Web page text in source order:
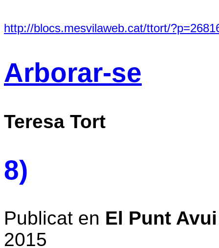
http://blocs.mesvilaweb.cat/ttort/
Arborar-se
Teresa Tort
8)
Publicat en El Punt Avui
2015